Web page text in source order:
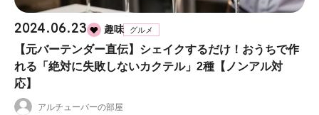
2024.06.23 趣味 グルメ
【元バーテンダー直伝】シェイクするだけ！おうちで作
れる「絶対に失敗しないカクテル」2種【ノンアル対
応】
アルチューバーの部屋